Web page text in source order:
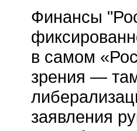
Финансы
в самом
зрения — там
заявления